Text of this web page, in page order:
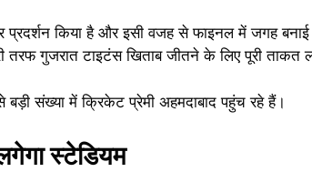
प्रदर्शन किया है और इसी वजह से फाइनल में जगह
तरफ गुजरात टाइटंस खिताब जीतने के लिए पूरी ताकत
संख्या में क्रिकेट प्रेमी अहमदाबाद पहुंच रहे हैं।
स्टेडियम